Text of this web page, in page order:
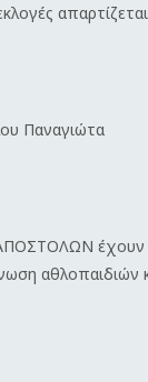
Παναγιώτα
έχουν
αθλοπαιδιών